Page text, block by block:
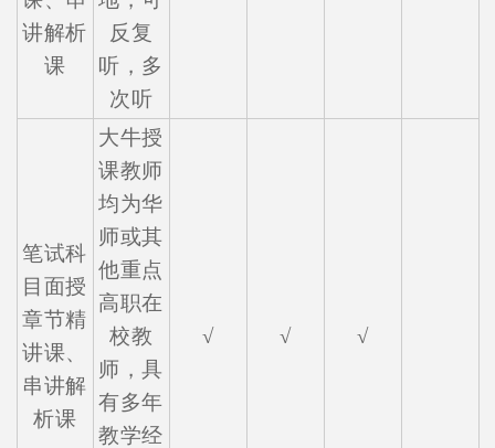
讲解析
课
反复
听，多
次听
笔试科
目面授
章节精
讲课、
串讲解
析课
大牛授
课教师
均为华
师或其
他重点
高职在
校教
师，具
有多年
教学经
√ √ √